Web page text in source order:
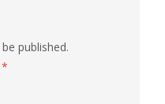
published.
*